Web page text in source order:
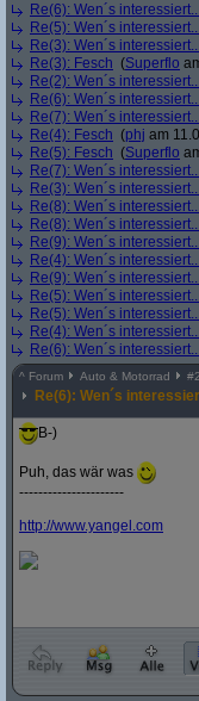
Re(6): Wen´s
Re(5): Wen´s
Re(3): Wen´s
Re(3): Fesch (Superflo
Re(2): Wen´s
Re(6): Wen´s
Re(7): Wen´s
Re(4): Fesch (phj am
Re(5): Fesch (Superflo
Re(7): Wen´s
Re(3): Wen´s
Re(8): Wen´s
Re(8): Wen´s
Re(9): Wen´s
Re(4): Wen´s
Re(9): Wen´s
Re(5): Wen´s
Re(5): Wen´s
Re(4): Wen´s
Re(6): Wen´s
^ Forum Auto & Motorrad #
Re(6): Wen´s
B-)
Puh, das wär was
----------------------
http://www.yangel.com